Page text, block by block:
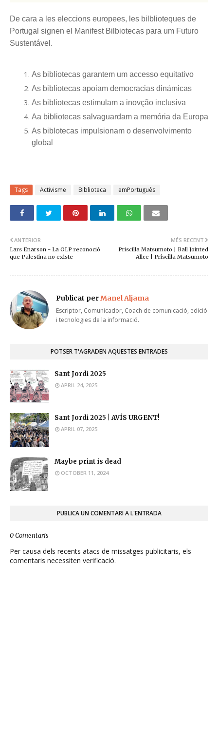
De cara a les eleccions europees, les bilblioteques de
Portugal signen el Manifest Bilbiotecas para um Futuro
Sustentável.
As bibliotecas garantem um accesso equitativo
As bibliotecas apoiam democracias dinámicas
As bibliotecas estimulam a inovção inclusiva
Aa bibliotecas salvaguardam a memória da Europa
As biblotecas impulsionam o desenvolvimento
global
Tags Activisme Biblioteca emPortuguês
MÉS RECENT
Priscilla Matsumoto | Ball Jointed
Alice | Priscilla Matsumoto
ANTERIOR
Lars Enarson - La OLP reconoció
que Palestina no existe
Publicat perManel Aljama
Escriptor, Comunicador, Coach de comunicació, edició
i tecnologies de la informació.
POTSER T'AGRADEN AQUESTES ENTRADES
Sant Jordi 2025
APRIL 24, 2025
Sant Jordi 2025 | AVÍS URGENT!
APRIL 07, 2025
Maybe print is dead
OCTOBER 11, 2024
PUBLICA UN COMENTARI A L'ENTRADA
0 Comentaris
Per causa dels recents atacs de missatges publicitaris, els
comentaris necessiten verificació.